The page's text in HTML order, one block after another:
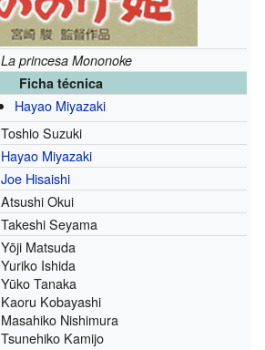
La princesa Mononoke
Ficha técnica
Hayao Miyazaki
Toshio Suzuki
Hayao Miyazaki
Joe Hisaishi
Atsushi Okui
Takeshi Seyama
Yōji Matsuda
Yuriko Ishida
Yūko Tanaka
Kaoru Kobayashi
Masahiko Nishimura
Tsunehiko Kamijo